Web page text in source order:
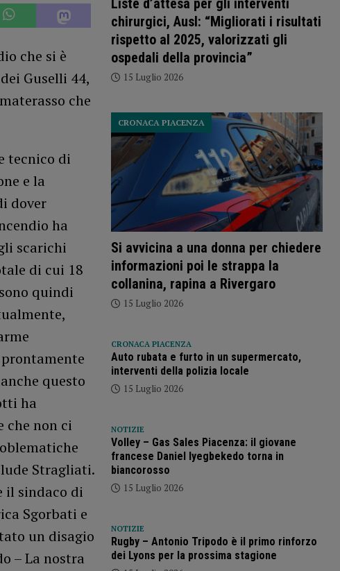
che si è
Guselli 44,
che
tecnico di
e la
dover
ha
scarichi
di cui 18
quindi
questo
ha
che non ci
Stragliati.
il sindaco di
Sgorbati e
un disagio
– La nostra
Liste d’attesa per gli interventi
chirurgici, Ausl: “Migliorati i risultati
rispetto al 2025, valorizzati gli
ospedali della provincia”
15 Luglio 2026
Si avvicina a una donna per chiedere
informazioni poi le strappa la
collanina, rapina a Rivergaro
CRONACA PIACENZA
15 Luglio 2026
CRONACA PIACENZA
Auto rubata e furto in un supermercato,
interventi della polizia locale
15 Luglio 2026
NOTIZIE
Volley – Gas Sales Piacenza: il giovane
francese Daniel Iyegbekedo torna in
biancorosso
15 Luglio 2026
NOTIZIE
Rugby – Antonio Tripodo è il primo rinforzo
dei Lyons per la prossima stagione